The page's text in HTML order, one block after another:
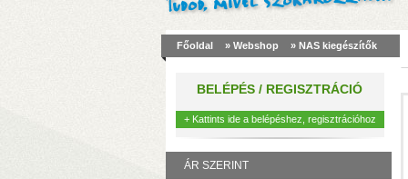
Főoldal » Webshop » NAS kiegészítők
BELÉPÉS / REGISZTRÁCIÓ
+ Kattints ide a belépéshez, regisztrációhoz
ÁR SZERINT